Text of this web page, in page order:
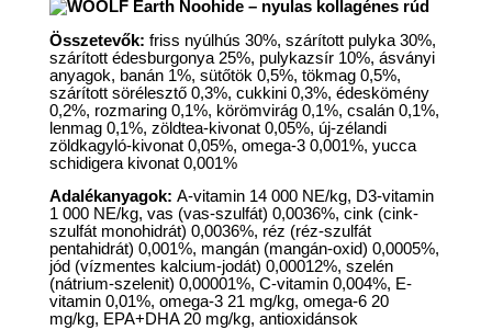
Összetevők:friss nyúlhús 30%, szárított pulyka 30%,
szárított édesburgonya 25%, pulykazsír 10%, ásványi
anyagok, banán 1%, sütőtök 0,5%, tökmag 0,5%,
szárított sörélesztő 0,3%, cukkini 0,3%, édeskömény
0,2%, rozmaring 0,1%, körömvirág 0,1%, csalán 0,1%,
lenmag 0,1%, zöldtea-kivonat 0,05%, új-zélandi
zöldkagyló-kivonat 0,05%, omega-3 0,001%, yucca
schidigera kivonat 0,001%
Adalékanyagok:A-vitamin 14 000 NE/kg, D3-vitamin
1 000 NE/kg, vas (vas-szulfát) 0,0036%, cink (cink-
szulfát monohidrát) 0,0036%, réz (réz-szulfát
pentahidrát) 0,001%, mangán (mangán-oxid) 0,0005%,
jód (vízmentes kalcium-jodát) 0,00012%, szelén
(nátrium-szelenit) 0,00001%, C-vitamin 0,004%, E-
vitamin 0,01%, omega-3 21 mg/kg, omega-6 20
mg/kg, EPA+DHA 20 mg/kg, antioxidánsok